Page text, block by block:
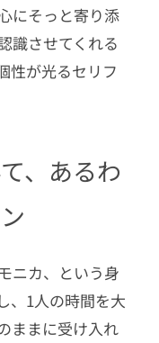
にそっと寄り添
識させてくれる
性が光るセリフ
、あるわ
ニカ、という身
、1人の時間を大
ままに受け入れ